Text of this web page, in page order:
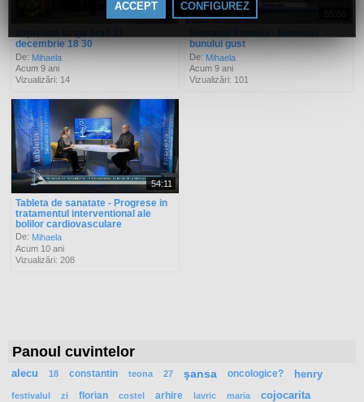
ACCEPT CONFIGUREZ
decembrie 18 30
De: Mihaela
Acum 9 ani
Vizualizări: 14
bunului gust
De: Mihaela
Acum 9 ani
Vizualizări: 101
54:11
Tableta de sanatate - Progrese in
tratamentul interventional ale
bolilor cardiovasculare
De: Mihaela
Acum 10 ani
Vizualizări: 208
Panoul cuvintelor
alecu 18 constantin teona 27 şansa oncologice? henry
festivalul zi florian costel arhire lavric maria cojocarita